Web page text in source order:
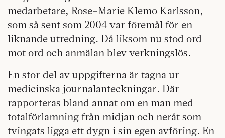
medarbetare, Rose-Marie Klemo Karlsson,
som så sent som 2004 var föremål för en
liknande utredning. Då liksom nu stod ord
mot ord och anmälan blev verkningslös.
En stor del av uppgifterna är tagna ur
medicinska journalanteckningar. Där
rapporteras bland annat om en man med
totalförlamning från midjan och neråt som
tvingats ligga ett dygn i sin egen avföring. En